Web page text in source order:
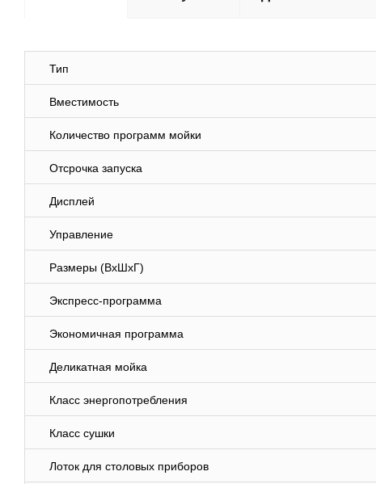
Тип
Вместимость
Количество программ мойки
Отсрочка запуска
Дисплей
Управление
Размеры (ВхШхГ)
Экспресс-программа
Экономичная программа
Деликатная мойка
Класс энергопотребления
Класс сушки
Лоток для столовых приборов